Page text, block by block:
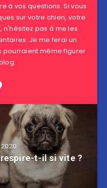
à vos questions. Si vous
sur votre chien, votre
n'hésitez pas à me les
Je me ferai un
pourraient même figurer
2020
t-il si vite ?